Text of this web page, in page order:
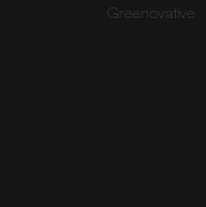
Greenovative